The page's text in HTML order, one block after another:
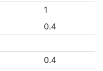
1
0.4
0.4